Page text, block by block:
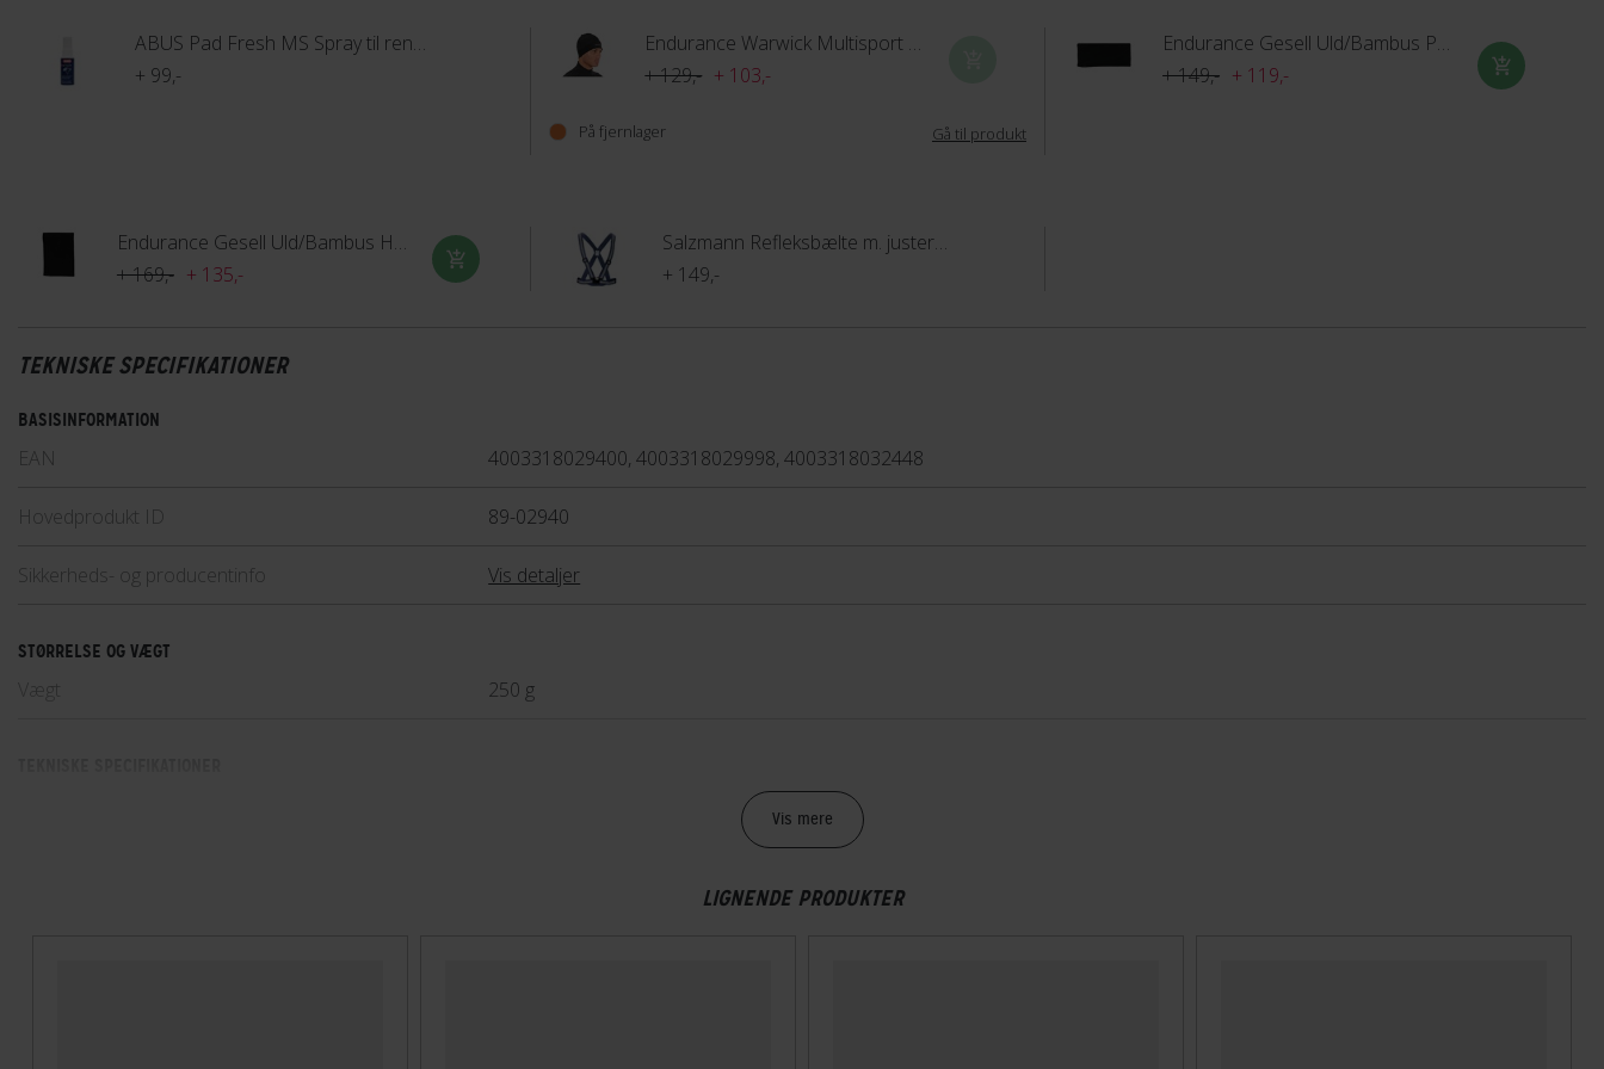
ABUS Pad Fresh MS Spray til rengøring af hjelmpuder
+ 99,-
Endurance Warwick Multisport Hue
+ 129,- + 103,-
På fjernlager Gå til produkt
Endurance Gesell Uld/Bambus Pandebånd
+ 149,- + 119,-
Endurance Gesell Uld/Bambus Halsedisse
+ 169,- + 135,-
Salzmann Refleksbælte m. justerbare stroppe
+ 149,-
TEKNISKE SPECIFIKATIONER
BASISINFORMATION
EAN 4003318029400, 4003318029998, 4003318032448
Hovedprodukt ID 89-02940
Sikkerheds- og producentinfo Vis detaljer
STØRRELSE OG VÆGT
Vægt 250 g
Vis mere
LIGNENDE PRODUKTER